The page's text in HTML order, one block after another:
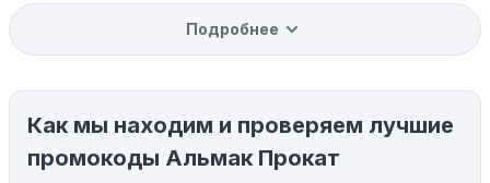
Уже со скидкой:В некоторых случаях интересующий
вас товар может быть уже со скидкой. Некоторые
магазины предлагают скидки и акции напрямую, без
Ограничения на использование промокода:
Некоторые промокоды распространяются только на
определенные товары, бренды или категории. Если вы
Подробнее
Как мы находим и проверяем лучшие
промокоды Альмак Прокат